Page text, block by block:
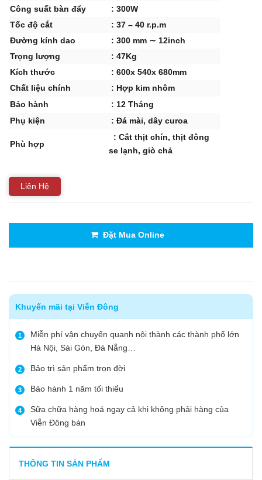
Công suất bàn đẩy
: 300W
Tốc độ cắt
: 37 – 40 r.p.m
Đường kính dao
: 300 mm ∼ 12inch
Trọng lượng
: 47Kg
Kích thước
: 600x 540x 680mm
Chất liệu chính
: Hợp kim nhôm
Bảo hành
: 12 Tháng
Phụ kiện
: Đá mài, dây curoa
Phù hợp
: Cắt thịt chín, thịt đông
se lạnh, giò chả
Liên Hệ
Đặt Mua Online
Khuyến mãi tại Viễn Đông
1
Miễn phí vận chuyển quanh nội thành các thành phố lớn
Hà Nội, Sài Gòn, Đà Nẵng…
2 Bảo trì sản phẩm trọn đời
3 Bảo hành 1 năm tối thiểu
4
Sữa chữa hàng hoá ngay cả khi không phải hàng của
Viễn Đông bán
THÔNG TIN SẢN PHẨM